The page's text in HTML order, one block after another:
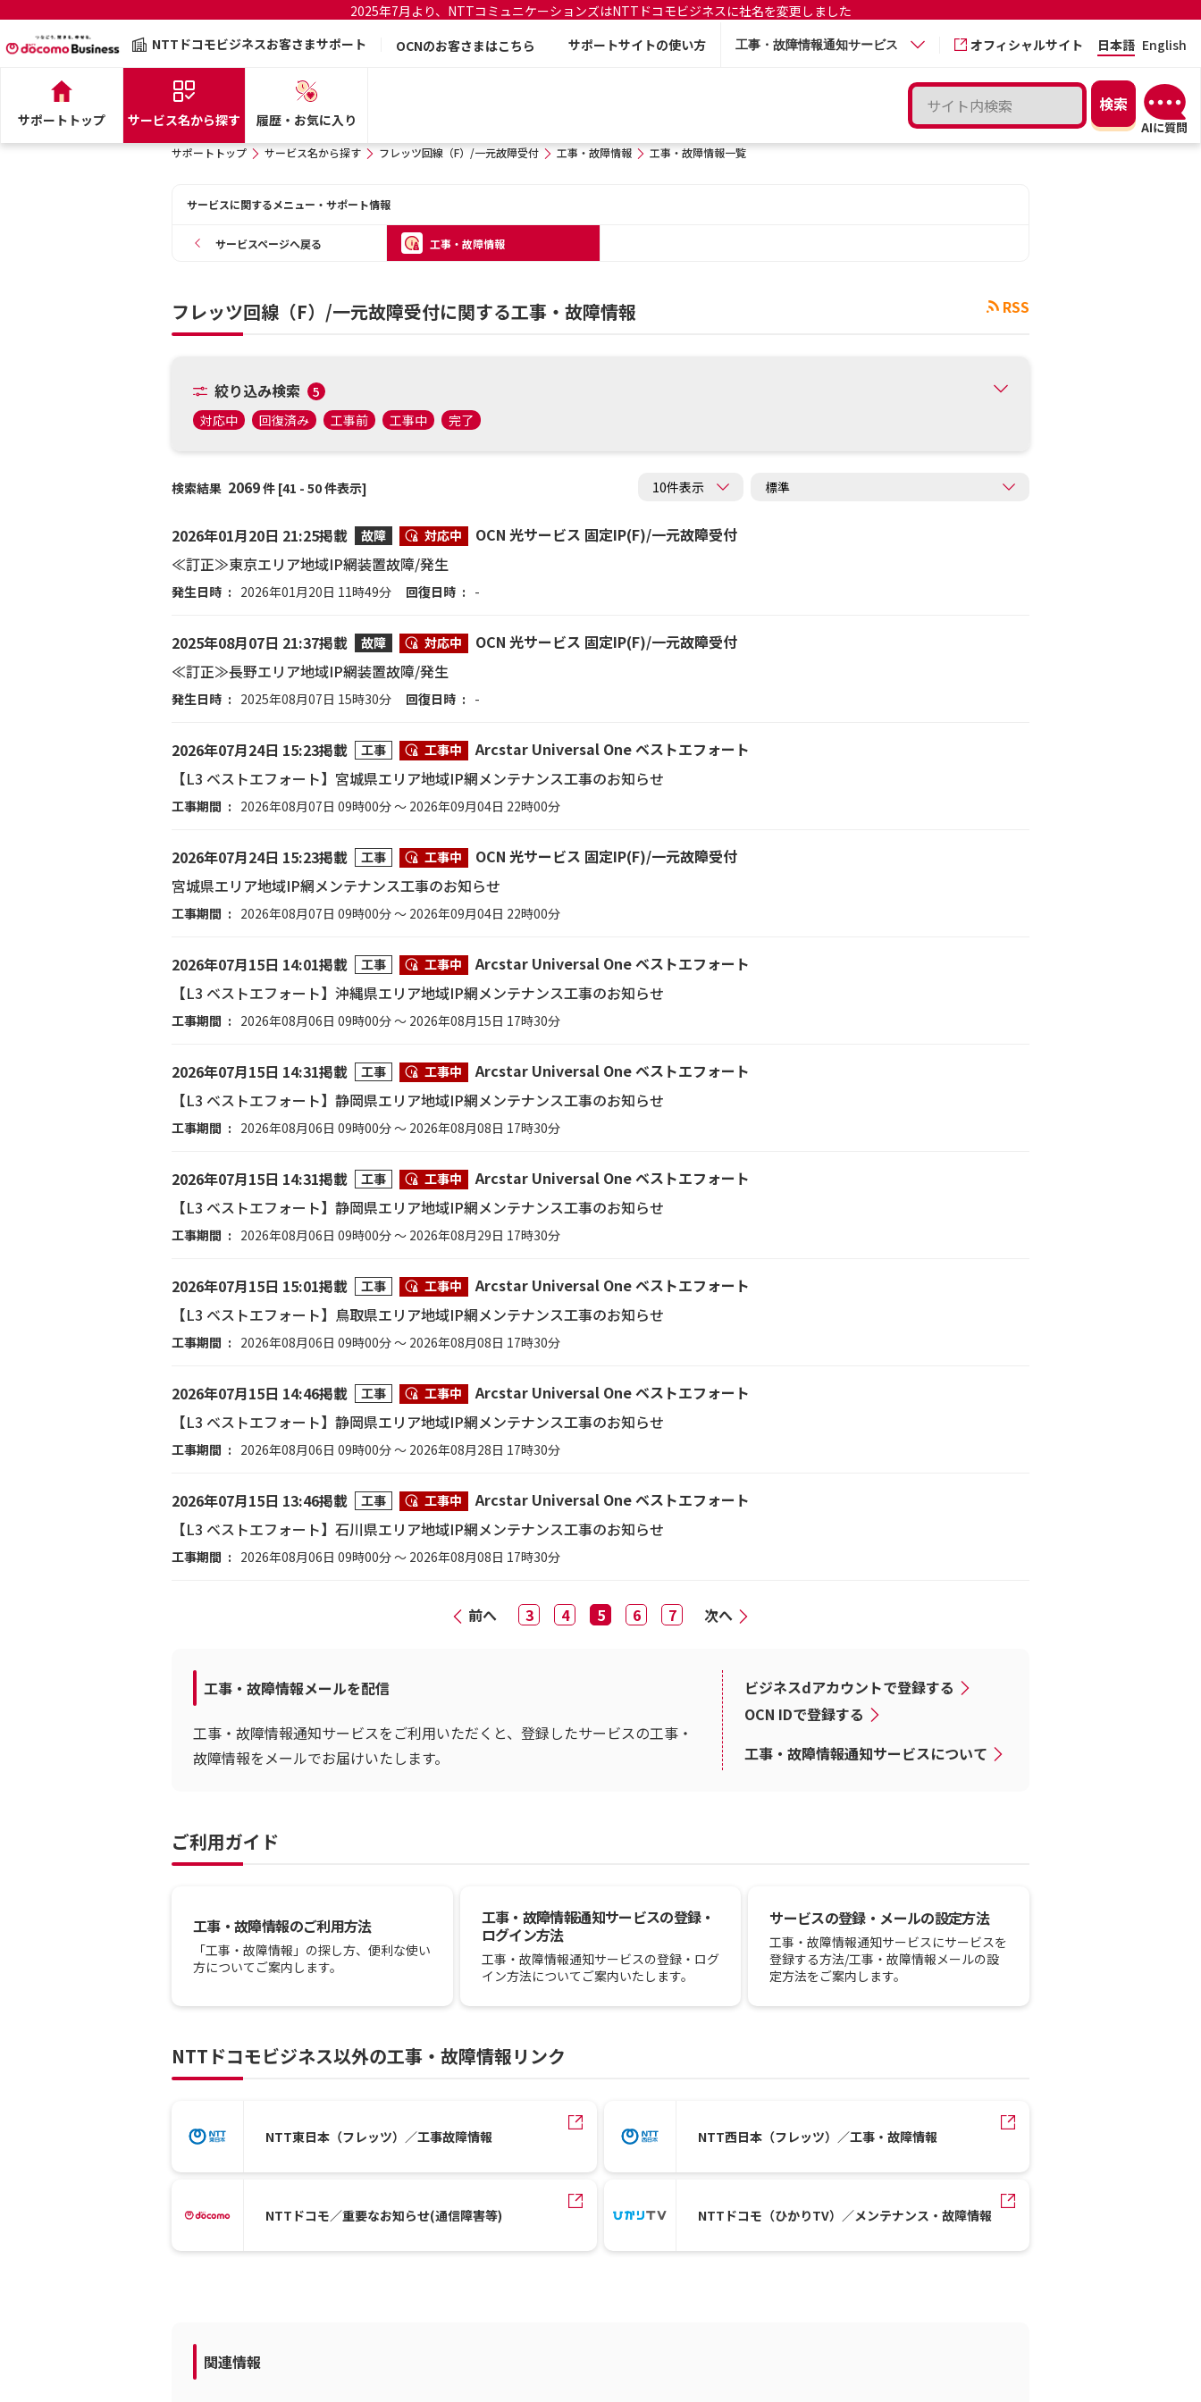
2025年7月より、NTTコミュニケーションズはNTTドコモビジネスに社名を変更しました
NTTドコモビジネスお客さまサポート
OCNのお客さまはこちら サポートサイトの使い方 工事・故障情報通知サービス オフィシャルサイト 日本語 English
サポートトップ サービス名から探す 履歴・お気に入り
サポートトップ サービス名から探す フレッツ回線（F）/一元故障受付 工事・故障情報 工事・故障情報一覧
サービスに関するメニュー・サポート情報
サービスページへ戻る 工事・故障情報
RSS
フレッツ回線（F）/一元故障受付に関する工事・故障情報
絞り込み検索
5
対応中
回復済み 工事前 工事中 完了
検索結果 2069件 [41 - 50 件表示]
2026年01月20日 21:25掲載 故障 対応中
OCN 光サービス 固定IP(F)/一元故障受付
≪訂正≫東京エリア地域IP網装置故障/発生
発生日時 2026年01月20日 11時49分 回復日時 -
2025年08月07日 21:37掲載 故障 対応中
OCN 光サービス 固定IP(F)/一元故障受付
≪訂正≫長野エリア地域IP網装置故障/発生
発生日時 2025年08月07日 15時30分 回復日時 -
2026年07月24日 15:23掲載 工事 工事中
Arcstar Universal One ベストエフォート
【L3 ベストエフォート】宮城県エリア地域IP網メンテナンス工事のお知らせ
工事期間 2026年08月07日 09時00分 ～ 2026年09月04日 22時00分
2026年07月24日 15:23掲載 工事 工事中
OCN 光サービス 固定IP(F)/一元故障受付
宮城県エリア地域IP網メンテナンス工事のお知らせ
工事期間 2026年08月07日 09時00分 ～ 2026年09月04日 22時00分
2026年07月15日 14:01掲載 工事 工事中
Arcstar Universal One ベストエフォート
【L3 ベストエフォート】沖縄県エリア地域IP網メンテナンス工事のお知らせ
工事期間 2026年08月06日 09時00分 ～ 2026年08月15日 17時30分
2026年07月15日 14:31掲載 工事 工事中
Arcstar Universal One ベストエフォート
【L3 ベストエフォート】静岡県エリア地域IP網メンテナンス工事のお知らせ
工事期間 2026年08月06日 09時00分 ～ 2026年08月08日 17時30分
2026年07月15日 14:31掲載 工事 工事中
Arcstar Universal One ベストエフォート
【L3 ベストエフォート】静岡県エリア地域IP網メンテナンス工事のお知らせ
工事期間 2026年08月06日 09時00分 ～ 2026年08月29日 17時30分
2026年07月15日 15:01掲載 工事 工事中
Arcstar Universal One ベストエフォート
【L3 ベストエフォート】鳥取県エリア地域IP網メンテナンス工事のお知らせ
工事期間 2026年08月06日 09時00分 ～ 2026年08月08日 17時30分
2026年07月15日 14:46掲載 工事 工事中
Arcstar Universal One ベストエフォート
【L3 ベストエフォート】静岡県エリア地域IP網メンテナンス工事のお知らせ
工事期間 2026年08月06日 09時00分 ～ 2026年08月28日 17時30分
2026年07月15日 13:46掲載 工事 工事中
Arcstar Universal One ベストエフォート
【L3 ベストエフォート】石川県エリア地域IP網メンテナンス工事のお知らせ
工事期間 2026年08月06日 09時00分 ～ 2026年08月08日 17時30分
前へ 3 4 5 6 7 次へ
工事・故障情報メールを配信
工事・故障情報通知サービスをご利用いただくと、登録したサービスの工事・
故障情報をメールでお届けいたします。
ビジネスdアカウントで登録する
OCN IDで登録する
工事・故障情報通知サービスについて
ご利用ガイド
工事・故障情報のご利用方法
「工事・故障情報」の探し方、便利な使い
方についてご案内します。
工事・故障情報通知サービスの登録・
ログイン方法
工事・故障情報通知サービスの登録・ログ
イン方法についてご案内いたします。
サービスの登録・メールの設定方法
工事・故障情報通知サービスにサービスを
登録する方法/工事・故障情報メールの設
定方法をご案内します。
NTTドコモビジネス以外の工事・故障情報リンク
NTT東日本（フレッツ）／工事故障情報 NTT西日本（フレッツ）／工事・故障情報
NTTドコモ／重要なお知らせ(通信障害等) NTTドコモ（ひかりTV）／メンテナンス・故障情報
関連情報